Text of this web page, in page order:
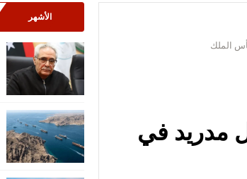
الملك
مدريد في
الأشهر